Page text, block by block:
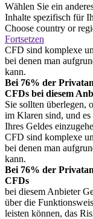
Wählen Sie ein
Inhalte spezifisch für
Choose country or
Fortsetzen
CFD sind komplexe
bei denen man
kann.
Bei 76% der
CFDs bei diesem
Sie sollten überlegen,
im Klaren sind, und es
Ihres Geldes
CFD sind komplexe
bei denen man
kann.
Bei 76% der
CFDs
bei diesem Anbieter
über die
leisten können, das